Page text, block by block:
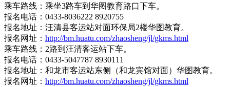
乘车路线：乘坐3路车到华图教育路口下车。
报名电话：0433-8036222 8920755
报名地址：汪清县客运站对面环保局2楼华图教育。
报名网址： http://bm.huatu.com/zhaosheng/jl/gkms.html
乘车路线：2路到汪清客运站下车。
报名电话：0433-5047787 8930111
报名地址：和龙市客运站东侧（和龙宾馆对面）华图教育。
报名网址： http://bm.huatu.com/zhaosheng/jl/gkms.html